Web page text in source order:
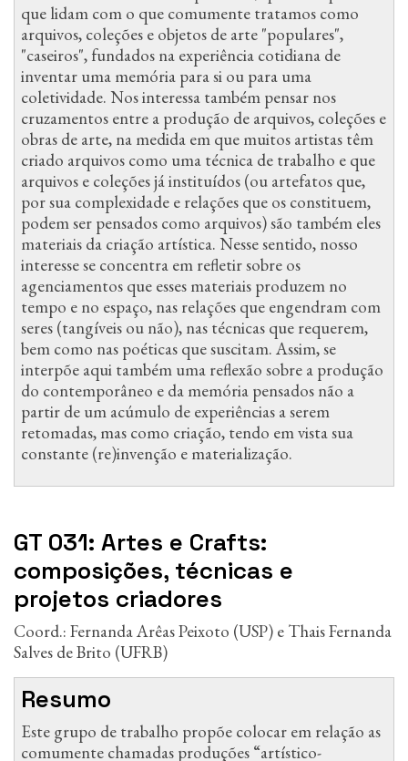
que lidam com o que comumente tratamos como
arquivos, coleções e objetos de arte "populares",
"caseiros", fundados na experiência cotidiana de
inventar uma memória para si ou para uma
coletividade. Nos interessa também pensar nos
cruzamentos entre a produção de arquivos, coleções e
obras de arte, na medida em que muitos artistas têm
criado arquivos como uma técnica de trabalho e que
arquivos e coleções já instituídos (ou artefatos que,
por sua complexidade e relações que os constituem,
podem ser pensados como arquivos) são também eles
materiais da criação artística. Nesse sentido, nosso
interesse se concentra em refletir sobre os
agenciamentos que esses materiais produzem no
tempo e no espaço, nas relações que engendram com
seres (tangíveis ou não), nas técnicas que requerem,
bem como nas poéticas que suscitam. Assim, se
interpõe aqui também uma reflexão sobre a produção
do contemporâneo e da memória pensados não a
partir de um acúmulo de experiências a serem
retomadas, mas como criação, tendo em vista sua
constante (re)invenção e materialização.
GT 031: Artes e Crafts:
composições, técnicas e
projetos criadores
Coord.: Fernanda Arêas Peixoto (USP) e Thais Fernanda
Salves de Brito (UFRB)
Resumo
Este grupo de trabalho propõe colocar em relação as
comumente chamadas produções “artístico-